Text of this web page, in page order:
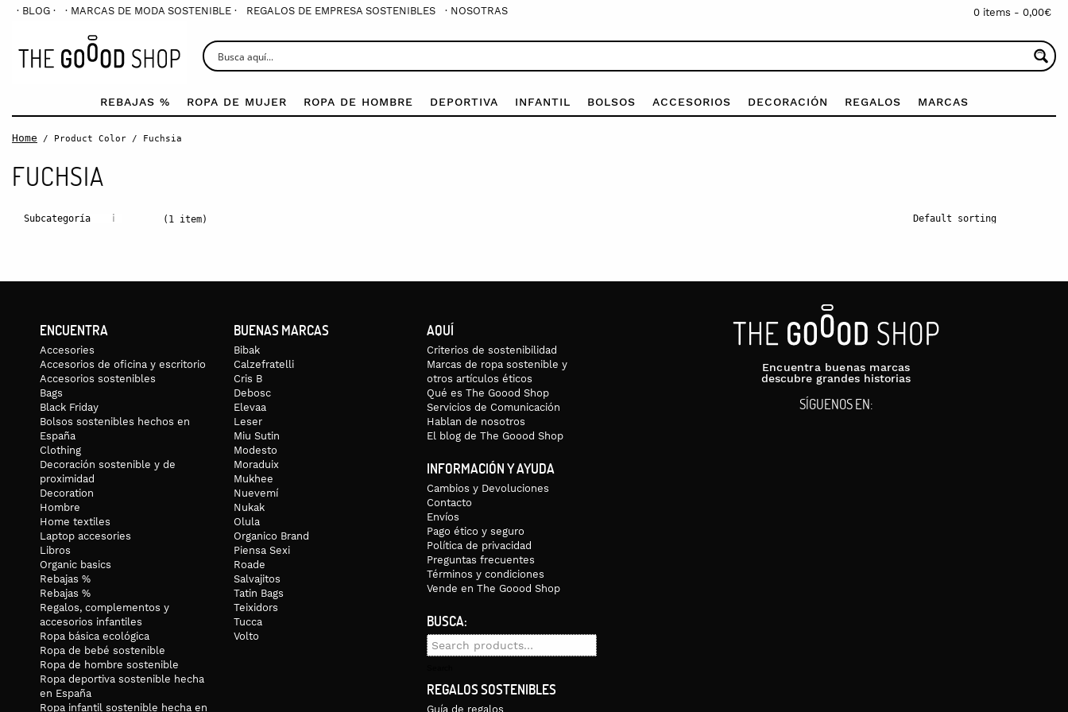
· BLOG · · MARCAS DE MODA SOSTENIBLE · REGALOS DE EMPRESA SOSTENIBLES · NOSOTRAS 0 items - 0,00€
REBAJAS % ROPA DE MUJER ROPA DE HOMBRE DEPORTIVA INFANTIL BOLSOS ACCESORIOS DECORACIÓN REGALOS MARCAS
Home / Product Color / Fuchsia
FUCHSIA
i
Subcategoría (1 item)
ENCUENTRA
Accesories
Accesorios de oficina y escritorio
Accesorios sostenibles
Bags
Black Friday
Bolsos sostenibles hechos en
España
Clothing
Decoración sostenible y de
proximidad
Decoration
Hombre
Home textiles
Laptop accesories
Libros
Organic basics
Rebajas %
Rebajas %
Regalos, complementos y
accesorios infantiles
Ropa básica ecológica
Ropa de bebé sostenible
Ropa de hombre sostenible
Ropa deportiva sostenible hecha
en España
Ropa infantil sostenible hecha en
BUENAS MARCAS
Bibak
Calzefratelli
Cris B
Debosc
Elevaa
Leser
Miu Sutin
Modesto
Moraduix
Mukhee
Nuevemí
Nukak
Olula
Organico Brand
Piensa Sexi
Roade
Salvajitos
Tatin Bags
Teixidors
Tucca
Volto
AQUÍ
Criterios de sostenibilidad
Marcas de ropa sostenible y
otros artículos éticos
Qué es The Goood Shop
Servicios de Comunicación
Hablan de nosotros
El blog de The Goood Shop
INFORMACIÓN Y AYUDA
Cambios y Devoluciones
Contacto
Envíos
Pago ético y seguro
Política de privacidad
Preguntas frecuentes
Términos y condiciones
Vende en The Goood Shop
BUSCA:
Search
REGALOS SOSTENIBLES
Guía de regalos
Encuentra buenas marcas
descubre grandes historias
SÍGUENOS EN: